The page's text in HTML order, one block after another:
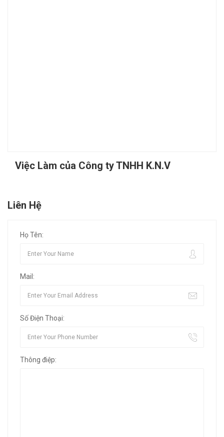
Việc Làm của Công ty TNHH K.N.V
Liên Hệ
Họ Tên:
Mail:
Số Điện Thoại:
Thông điệp: